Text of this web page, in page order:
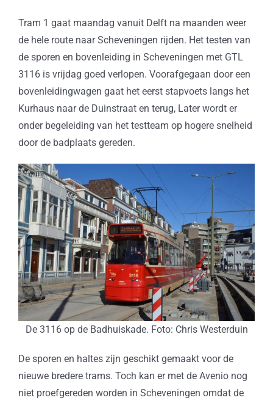
Tram 1 gaat maandag vanuit Delft na maanden weer
de hele route naar Scheveningen rijden. Het testen van
de sporen en bovenleiding in Scheveningen met GTL
3116 is vrijdag goed verlopen. Voorafgegaan door een
bovenleidingwagen gaat het eerst stapvoets langs het
Kurhaus naar de Duinstraat en terug, Later wordt er
onder begeleiding van het testteam op hogere snelheid
door de badplaats gereden.
De 3116 op de Badhuiskade. Foto: Chris Westerduin
De sporen en haltes zijn geschikt gemaakt voor de
nieuwe bredere trams. Toch kan er met de Avenio nog
niet proefgereden worden in Scheveningen omdat de